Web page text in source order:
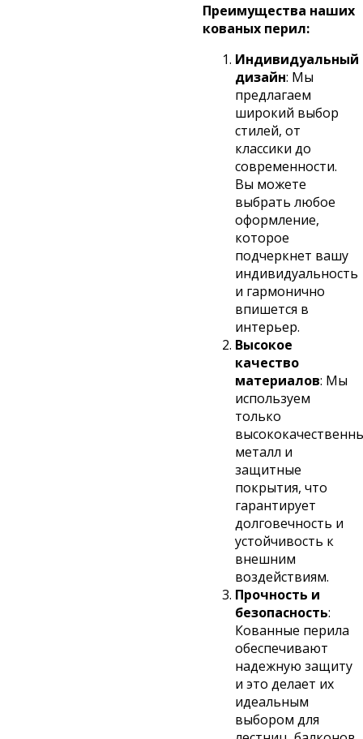
Преимущества наших
кованых перил:
Индивидуальный
дизайн: Мы
предлагаем
широкий выбор
стилей, от
классики до
современности.
Вы можете
выбрать любое
оформление,
которое
подчеркнет вашу
индивидуальность
и гармонично
впишется в
интерьер.
Высокое
качество
материалов: Мы
используем
только
металл и
защитные
покрытия, что
гарантирует
долговечность и
устойчивость к
внешним
воздействиям.
Прочность и
безопасность:
Кованные перила
обеспечивают
надежную защиту
и это делает их
идеальным
выбором для